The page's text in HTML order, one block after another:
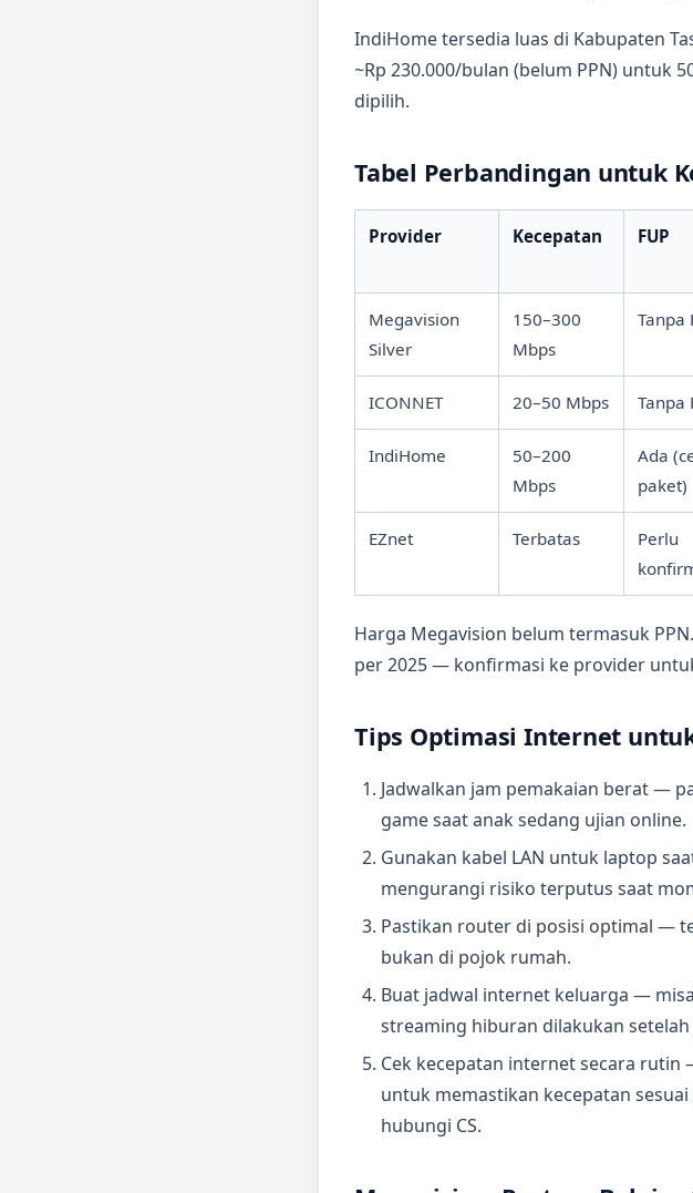
IndiHome tersedia luas di Kabupaten
~Rp 230.000/bulan (belum PPN) untuk
dipilih.
Tabel Perbandingan untuk
Provider Kecepatan FUP
Megavision
Silver
150–300
Mbps
Tanpa
ICONNET 20–50 Mbps Tanpa
IndiHome
50–200
Mbps
Ada
paket)
EZnet Terbatas
Perlu
Harga Megavision belum termasuk
per 2025 — konfirmasi ke provider
Tips Optimasi Internet
Jadwalkan jam pemakaian berat —
game saat anak sedang ujian online.
Gunakan kabel LAN untuk laptop
mengurangi risiko terputus saat
Pastikan router di posisi optimal —
bukan di pojok rumah.
Buat jadwal internet keluarga —
streaming hiburan dilakukan setelah
Cek kecepatan internet secara
untuk memastikan kecepatan
hubungi CS.